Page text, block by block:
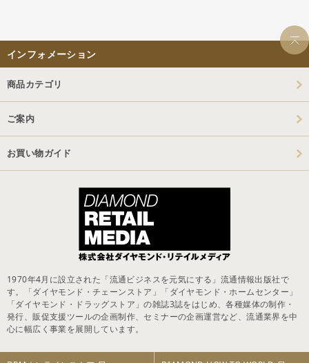
インフォメーション
商品カテゴリ
ご案内
お買い物ガイド
1970年4月に設立された「流通ビジネスを元気にする」流通情報出版社で
す。「ダイヤモンド・チェーンストア」「ダイヤモンド・ホームセンター」
「ダイヤモンド・ドラッグストア」の雑誌3誌をはじめ、各種媒体の制作・
発行、販促支援ツールの企画制作、セミナーの企画運営など、流通業界を中
心に幅広く事業を展開しています。